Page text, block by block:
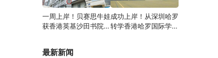
一周上岸！贝赛思牛娃
获香港英基沙田书院录
成功上岸！从深圳哈罗
转学香港哈罗国际学
最新新闻